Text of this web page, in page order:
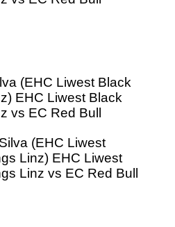
(EHC Liwest Black
EHC Liwest Black
vs EC Red Bull